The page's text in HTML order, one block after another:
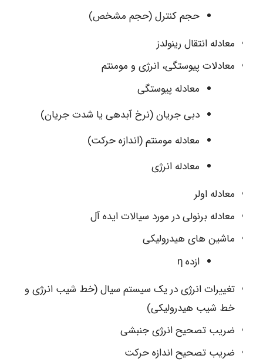
حجم کنترل (حجم مشخص)
معادله انتقال رینولدز
معادلات پیوستگی، انرژی و مومنتم
معادله پیوستگی
دبی جریان (نرخ آبدهی یا شدت جریان)
معادله مومنتم (اندازه حرکت)
معادله انرژی
معادله اولر
معادله برنولی در مورد سیالات ایده آل
ماشین های هیدرولیکی
ازده η
تغییرات انرژی در یک سیستم سیال (خط شیب انرژی و
خط شیب هیدرولیکی)
ضریب تصحیح انرژی جنبشی
ضریب تصحیح اندازه حرکت